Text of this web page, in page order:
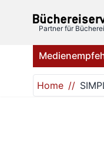
Partner für
Home